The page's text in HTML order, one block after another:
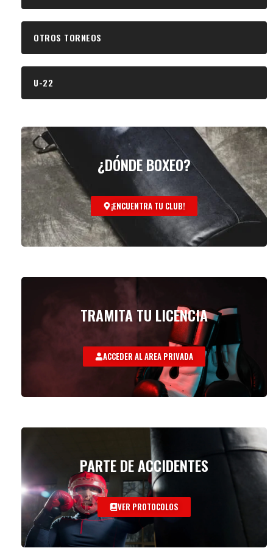
OTROS TORNEOS
U-22
¿DÓNDE BOXEO?
¡ENCUENTRA TU CLUB!
TRAMITA TU LICENCIA
ACCEDER AL AREA PRIVADA
PARTE DE ACCIDENTES
VER PROTOCOLOS